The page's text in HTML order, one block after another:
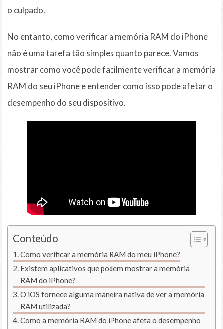
o culpado.
No entanto, como verificar a memória RAM do iPhone
não é uma tarefa tão simples quanto parece. Vamos
mostrar como você pode facilmente verificar a memória
RAM do seu iPhone e entender como isso pode afetar o
desempenho do seu dispositivo.
Conteúdo
Como verificar a memória RAM do meu iPhone?
Existem aplicativos que podem mostrar a memória
RAM do iPhone?
O iOS fornece alguma maneira nativa de ver a memória
RAM utilizada?
Como a memória RAM do iPhone afeta o desempenho